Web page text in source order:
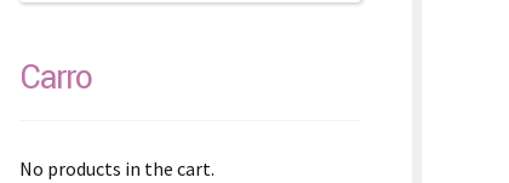
Carro
No products in the cart.